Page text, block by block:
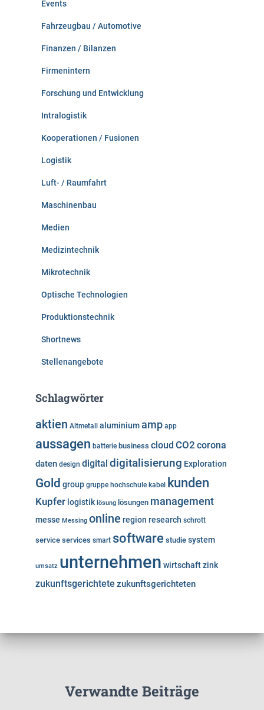
Events
Fahrzeugbau / Automotive
Finanzen / Bilanzen
Firmenintern
Forschung und Entwicklung
Intralogistik
Kooperationen / Fusionen
Logistik
Luft- / Raumfahrt
Maschinenbau
Medien
Medizintechnik
Mikrotechnik
Optische Technologien
Produktionstechnik
Shortnews
Stellenangebote
Schlagwörter
aktien Altmetall aluminiumamp app
aussagen batterie business cloud CO2 corona
daten design digital digitalisierung Exploration
Gold group gruppe hochschule kabel kunden
Kupfer logistik lösung lösungen management
messe Messing online region research schrott
service services smart software studie system
umsatz unternehmen wirtschaftzink
zukunftsgerichtete zukunftsgerichteten
Verwandte Beiträge